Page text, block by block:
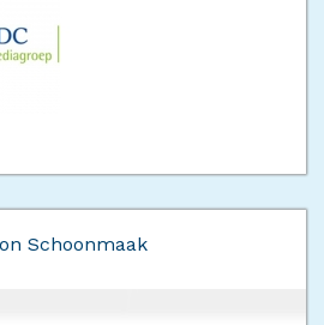
Schoonmaak